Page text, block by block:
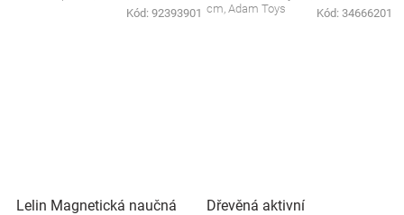
Kód: 92393901 cm, Adam Toys
Kód: 34666201
Lelin Magnetická naučná
Dřevěná aktivní